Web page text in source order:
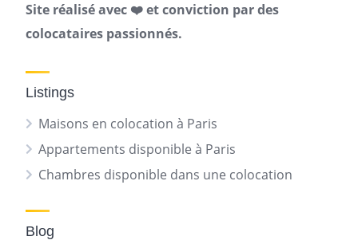
Site réalisé avec ❤️ et conviction par des
colocataires passionnés.
Listings
Maisons en colocation à Paris
Appartements disponible à Paris
Chambres disponible dans une colocation
Blog